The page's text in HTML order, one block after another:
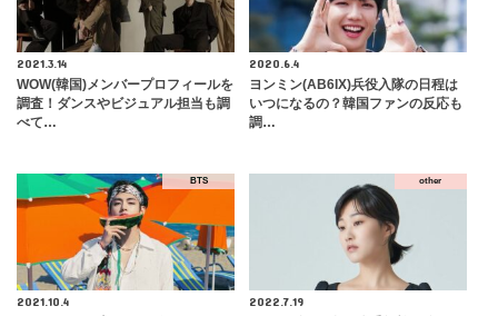
2021.3.14
WOW(韓国)メンバープロフィールを
調査！ダンスやビジュアル担当も調
べて…
2020.6.4
ヨンミン(AB6IX)兵役入隊の日程は
いつになるの？韓国ファンの反応も
調…
BTS
2021.10.4
other
2022.7.19